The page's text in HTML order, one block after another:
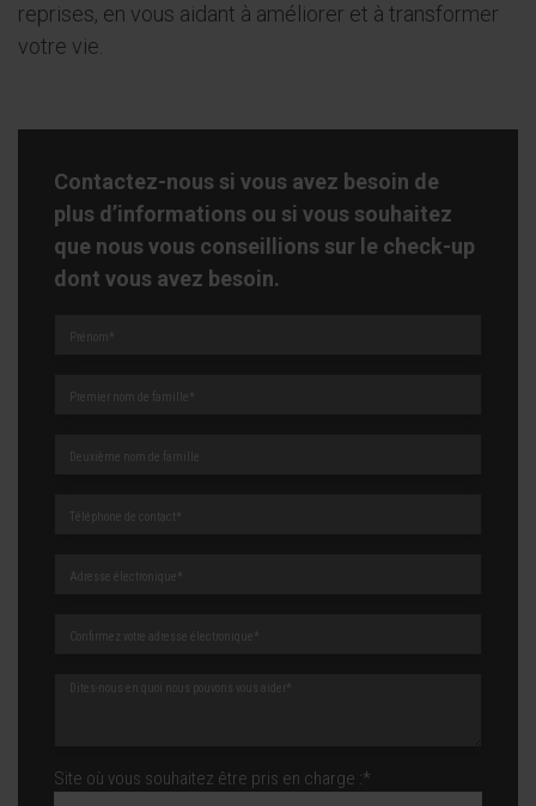
reprises, en vous aidant à améliorer et à transformer
votre vie.
Contactez-nous si vous avez besoin de
plus d’informations ou si vous souhaitez
que nous vous conseillions sur le check-up
dont vous avez besoin.
Site où vous souhaitez être pris en charge :*